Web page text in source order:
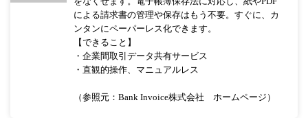
による請求書の管理や保存はもう不要。すぐに、カ
ンタンにペーパーレス化できます。
【できること】
・企業間取引データ共有サービス
・直観的操作、マニュアルレス
（参照元：Bank Invoice株式会社 ホームページ）